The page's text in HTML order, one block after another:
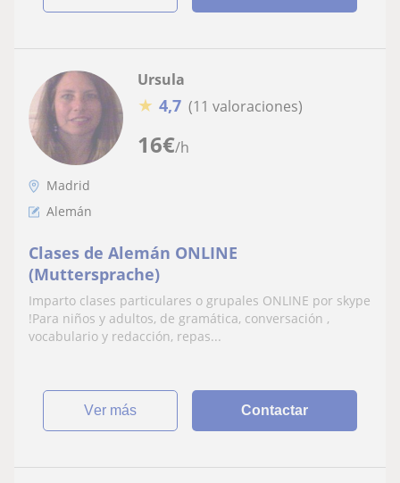
16€/h
Ursula
★ 4,7 (11 valoraciones)
Madrid
Alemán
Clases de Alemán ONLINE
(Muttersprache)
Imparto clases particulares o grupales ONLINE por skype
!Para niños y adultos, de gramática, conversación ,
vocabulario y redacción, repas...
ver más Contactar